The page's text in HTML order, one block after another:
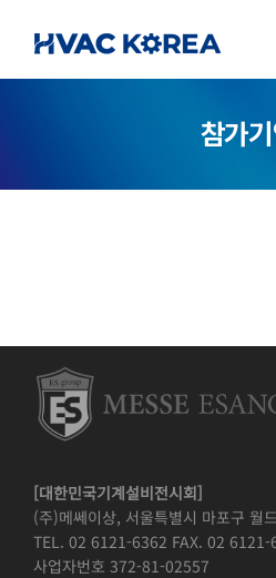
참가
[대한민국기계설비전시회]
(주)메쎄이상, 서울특별시 마포구 월
TEL. 02 6121-6362 FAX. 02 6121-
사업자번호 372-81-02557